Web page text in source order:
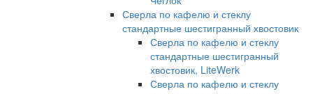
Сверла по кафелю и стеклу
стандартные шестигранный хвостовик
Сверла по кафелю и стеклу
стандартные шестигранный
хвостовик, LiteWerk
Сверла по кафелю и стеклу